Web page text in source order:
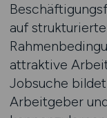
auf
attraktive
Jobsuche
Arbeitgeber